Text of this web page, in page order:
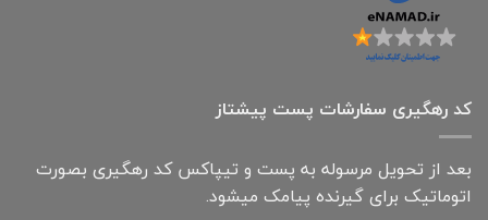
کد رهگیری سفارشات پست پیشتاز
بعد از تحویل مرسوله به پست و تیپاکس کد رهگیری بصورت
اتوماتیک برای گیرنده پیامک میشود.